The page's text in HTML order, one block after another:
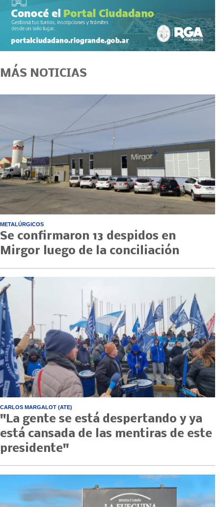
MÁS NOTICIAS
METALÚRGICOS
Se confirmaron 13 despidos en
Mirgor luego de la conciliación
CARLOS MARGALOT (ATE)
"La gente se está despertando y ya
está cansada de las mentiras de este
presidente"